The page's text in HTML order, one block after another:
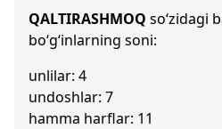
QALTIRASHMOQ so‘zidagi
bo‘g‘inlarning soni:
unlilar: 4
undoshlar: 7
hamma harflar: 11